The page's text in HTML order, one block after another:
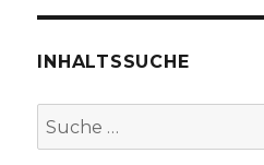
Rezension
Christoph
Welver
INHALTSSUCHE
Suche
nach: